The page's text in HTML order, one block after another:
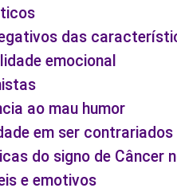
das
emocional
ao mau humor
em ser contrariados
do signo de Câncer
e emotivos